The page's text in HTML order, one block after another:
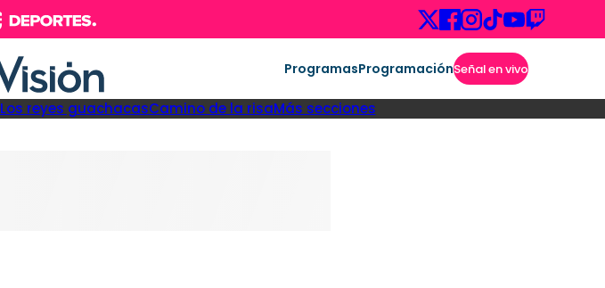
ProgramasProgramaciónSeñal en vivo
Los reyes guachacasCamino de la risaMás secciones